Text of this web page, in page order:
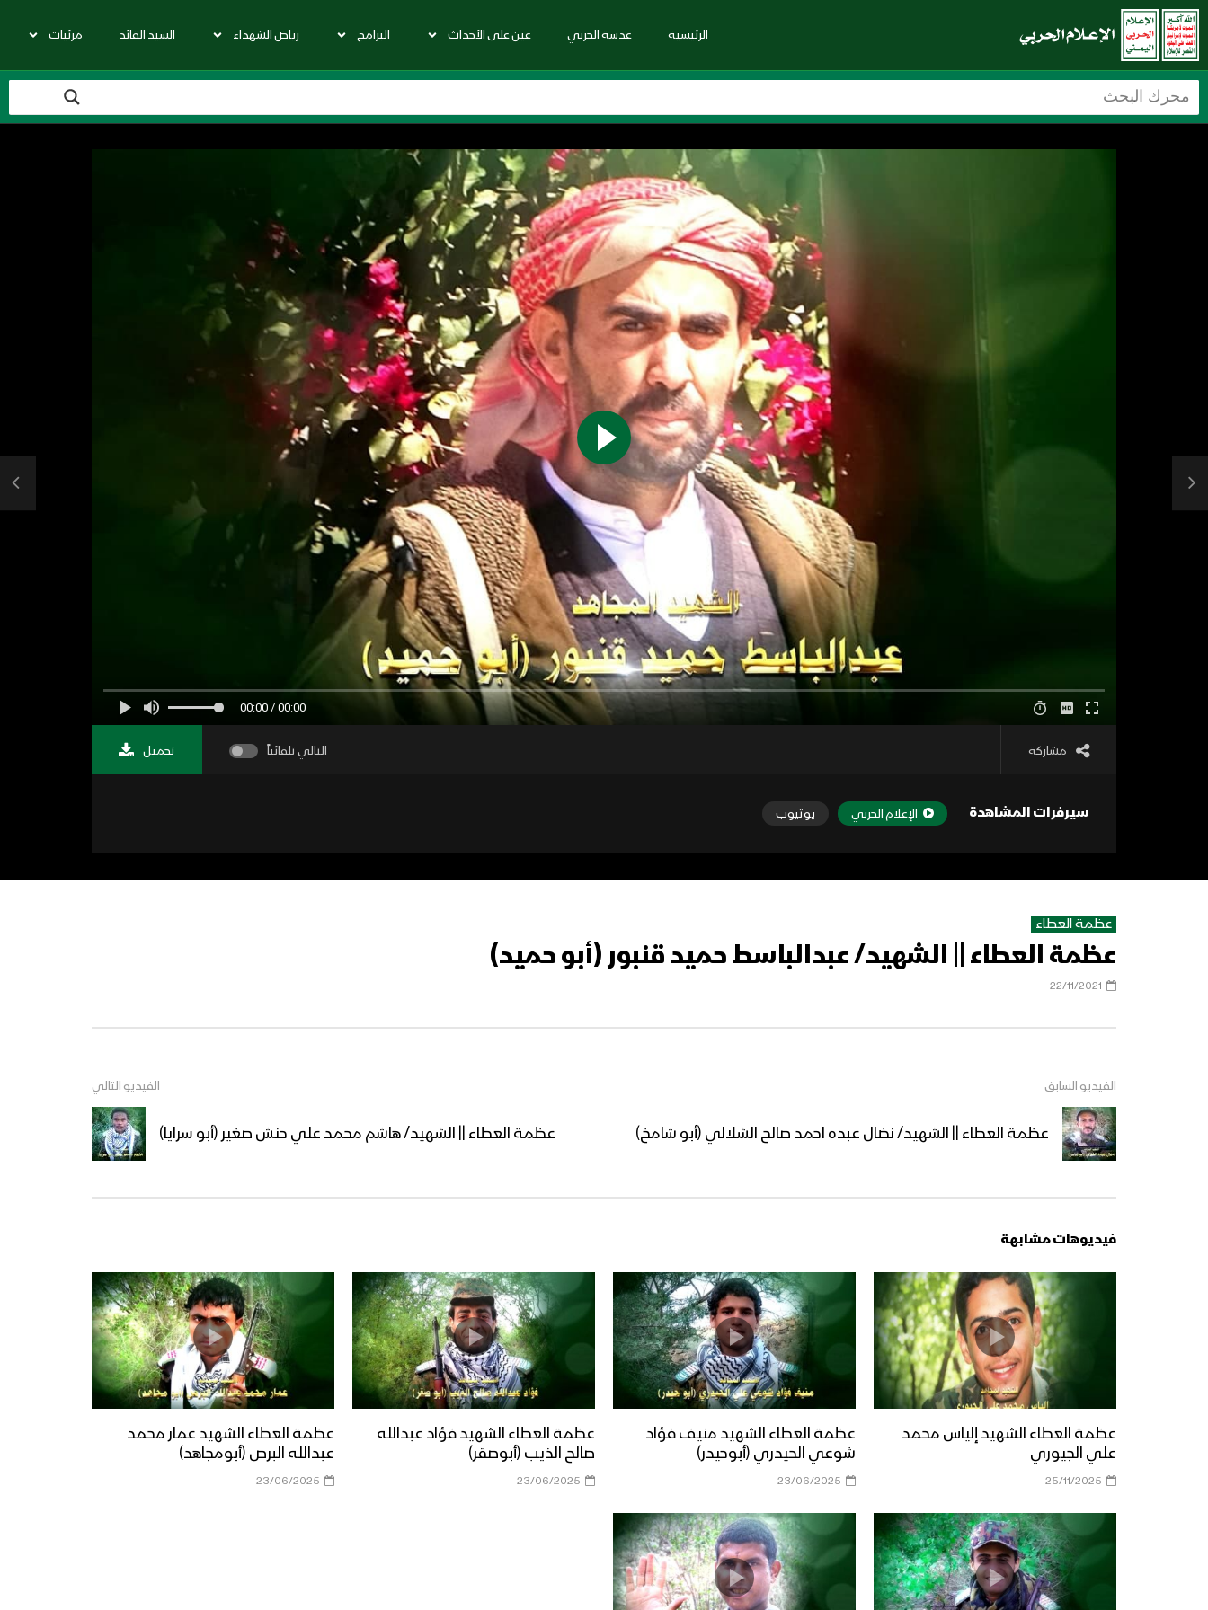
الرئيسية عدسة الحربي عين على الأحداث البرامج رياض الشهداء السيد القائد مرئيات
00:00 / 00:00
مشاركة التالي تلقائياً تحميل
سيرفرات المشاهدة الإعلام الحربي يوتيوب
عظمة العطاء
عظمة العطاء || الشهيد/ عبدالباسط حميد قنبور (أبو حميد)
22/11/2021
الفيديو السابق
عظمة العطاء || الشهيد/ نضال عبده احمد صالح الشلالي (أبو شامخ)
الفيديو التالي
عظمة العطاء || الشهيد/ هاشم محمد علي حنش صغير (أبو سرايا)
فيديوهات مشابهة
عظمة العطاء الشهيد إلياس محمد
علي الجيوري
25/11/2025
عظمة العطاء الشهيد منيف فؤاد
شوعي الحيدري (أبوحيدر)
23/06/2025
عظمة العطاء الشهيد فؤاد عبدالله
صالح الذيب (أبوصقر)
23/06/2025
عظمة العطاء الشهيد عمار محمد
عبدالله البرص (أبومجاهد)
23/06/2025